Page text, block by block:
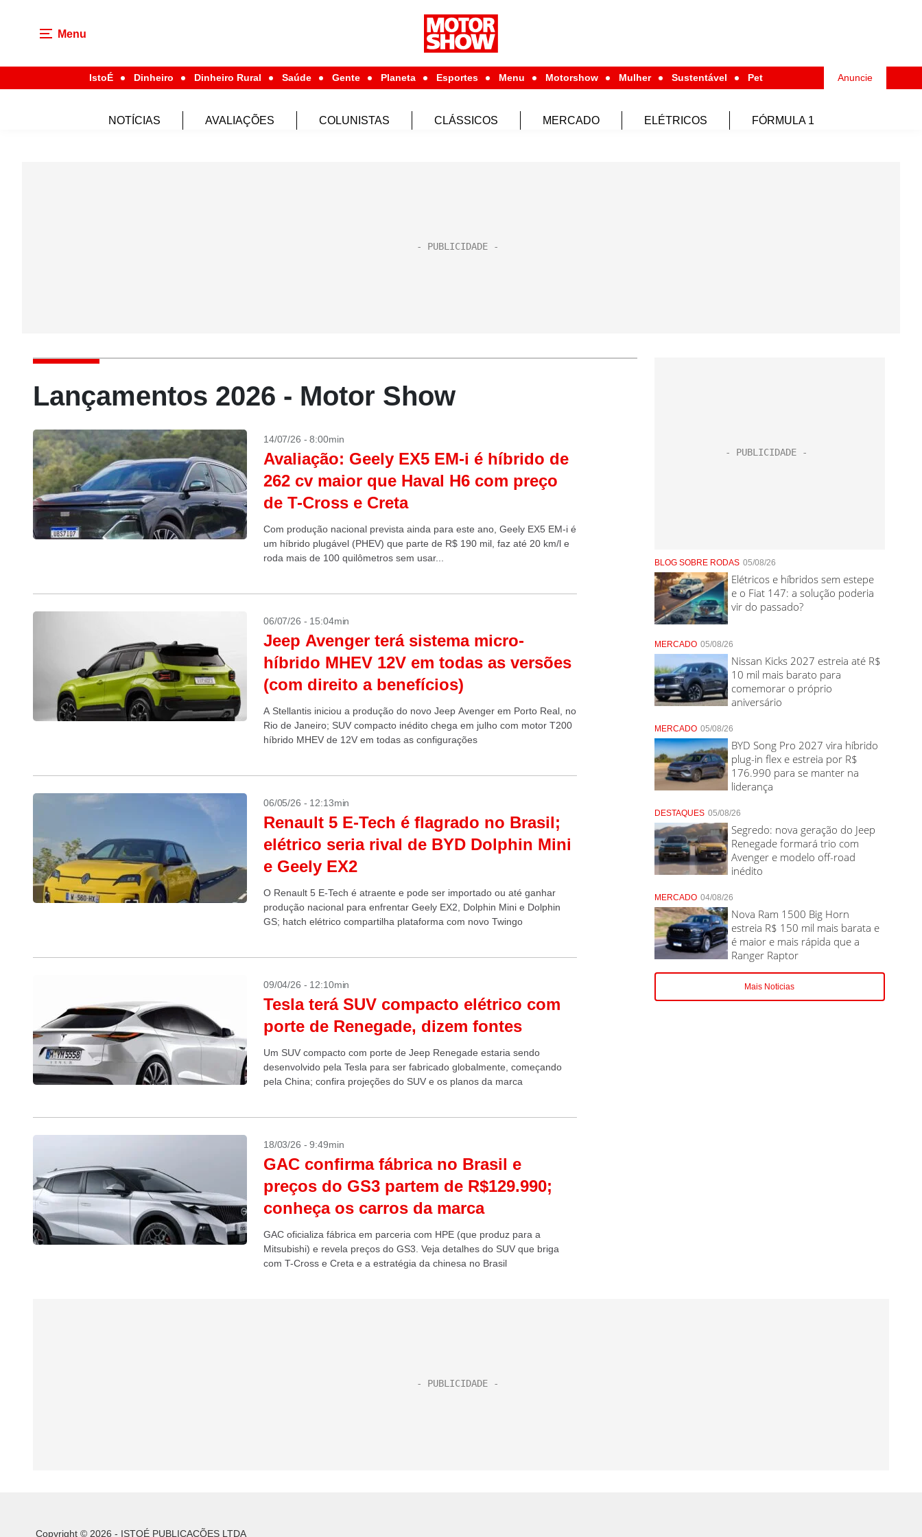
Menu
IstoÉ Dinheiro Dinheiro Rural Saúde Gente Planeta Esportes Menu Motorshow Mulher Sustentável Pet Anuncie
NOTÍCIAS AVALIAÇÕES COLUNISTAS CLÁSSICOS MERCADO ELÉTRICOS FÓRMULA 1
Lançamentos 2026 - Motor Show
14/07/26 - 8:00min
Avaliação: Geely EX5 EM-i é híbrido de
262 cv maior que Haval H6 com preço
de T-Cross e Creta
Com produção nacional prevista ainda para este ano, Geely EX5 EM-i é
um híbrido plugável (PHEV) que parte de R$ 190 mil, faz até 20 km/l e
roda mais de 100 quilômetros sem usar...
06/07/26 - 15:04min
Jeep Avenger terá sistema micro-
híbrido MHEV 12V em todas as versões
(com direito a benefícios)
A Stellantis iniciou a produção do novo Jeep Avenger em Porto Real, no
Rio de Janeiro; SUV compacto inédito chega em julho com motor T200
híbrido MHEV de 12V em todas as configurações
06/05/26 - 12:13min
Renault 5 E-Tech é flagrado no Brasil;
elétrico seria rival de BYD Dolphin Mini
e Geely EX2
O Renault 5 E-Tech é atraente e pode ser importado ou até ganhar
produção nacional para enfrentar Geely EX2, Dolphin Mini e Dolphin
GS; hatch elétrico compartilha plataforma com novo Twingo
09/04/26 - 12:10min
Tesla terá SUV compacto elétrico com
porte de Renegade, dizem fontes
Um SUV compacto com porte de Jeep Renegade estaria sendo
desenvolvido pela Tesla para ser fabricado globalmente, começando
pela China; confira projeções do SUV e os planos da marca
18/03/26 - 9:49min
GAC confirma fábrica no Brasil e
preços do GS3 partem de R$129.990;
conheça os carros da marca
GAC oficializa fábrica em parceria com HPE (que produz para a
Mitsubishi) e revela preços do GS3. Veja detalhes do SUV que briga
com T-Cross e Creta e a estratégia da chinesa no Brasil
BLOG SOBRE RODAS 05/08/26
Elétricos e híbridos sem estepe
e o Fiat 147: a solução poderia
vir do passado?
MERCADO 05/08/26
Nissan Kicks 2027 estreia até R$
10 mil mais barato para
comemorar o próprio
aniversário
MERCADO 05/08/26
BYD Song Pro 2027 vira híbrido
plug-in flex e estreia por R$
176.990 para se manter na
liderança
DESTAQUES 05/08/26
Segredo: nova geração do Jeep
Renegade formará trio com
Avenger e modelo off-road
inédito
MERCADO 04/08/26
Nova Ram 1500 Big Horn
estreia R$ 150 mil mais barata e
é maior e mais rápida que a
Ranger Raptor
Mais Noticias
Copyright © 2026 - ISTOÉ PUBLICAÇÕES LTDA